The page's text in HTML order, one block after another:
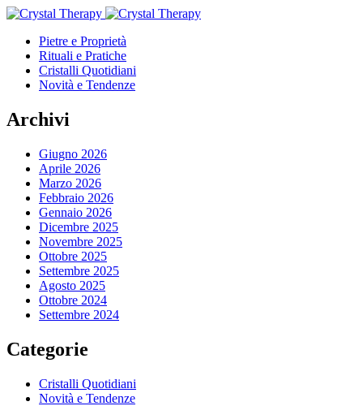
Pietre e Proprietà
Rituali e Pratiche
Cristalli Quotidiani
Novità e Tendenze
Archivi
Giugno 2026
Aprile 2026
Marzo 2026
Febbraio 2026
Gennaio 2026
Dicembre 2025
Novembre 2025
Ottobre 2025
Settembre 2025
Agosto 2025
Ottobre 2024
Settembre 2024
Categorie
Cristalli Quotidiani
Novità e Tendenze